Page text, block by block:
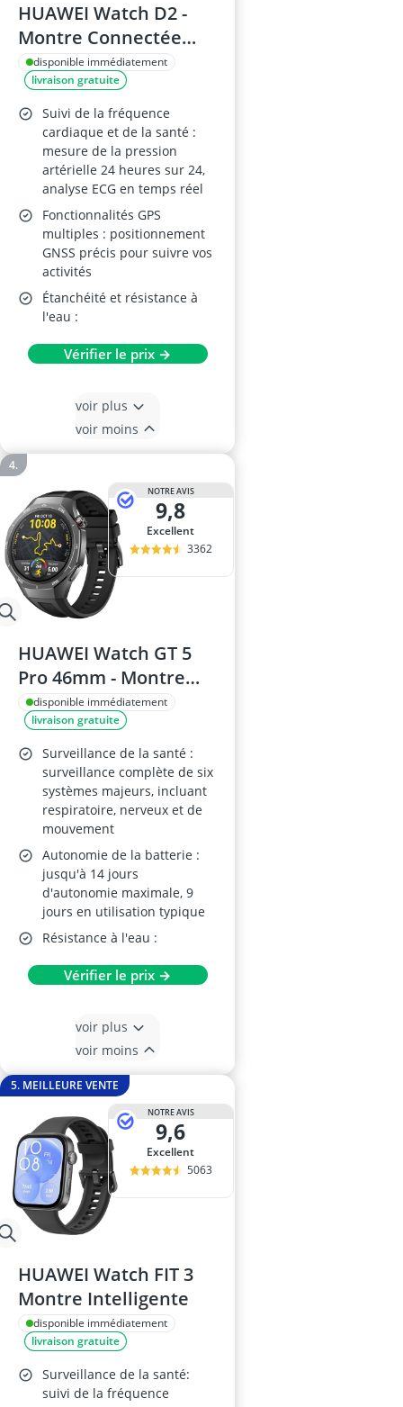
HUAWEI Watch D2 -
Montre Connectée
ECG & Pression, Noir
disponible immédiatement
livraison gratuite
Suivi de la fréquence
cardiaque et de la santé :
mesure de la pression
artérielle 24 heures sur 24,
analyse ECG en temps réel
Fonctionnalités GPS
multiples : positionnement
GNSS précis pour suivre vos
activités
Étanchéité et résistance à
l'eau :
Vérifier le prix →
voir plus
voir moins
NOTRE AVIS
9,8
Excellent
3362
HUAWEI Watch GT 5
Pro 46mm - Montre
Connectée, ECG, 14
Jours Autonomie, Noir
disponible immédiatement
livraison gratuite
Surveillance de la santé :
surveillance complète de six
systèmes majeurs, incluant
respiratoire, nerveux et de
mouvement
Autonomie de la batterie :
jusqu'à 14 jours
d'autonomie maximale, 9
jours en utilisation typique
Résistance à l'eau :
Vérifier le prix →
voir plus
voir moins
5. MEILLEURE VENTE
NOTRE AVIS
9,6
Excellent
5063
HUAWEI Watch FIT 3
Montre Intelligente
disponible immédiatement
livraison gratuite
Surveillance de la santé:
suivi de la fréquence